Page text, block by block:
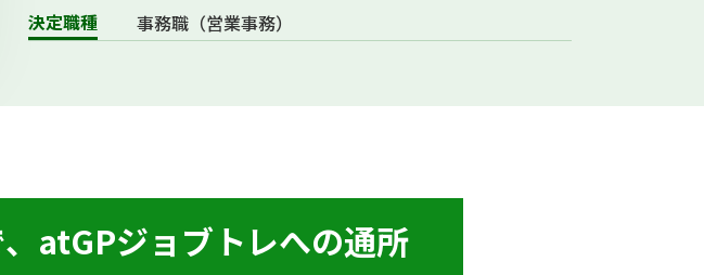
決定職種
事務職（営業事務）
atGPジョブトレへの通所